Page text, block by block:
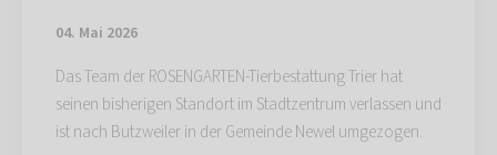
04. Mai 2026
Das Team der ROSENGARTEN-Tierbestattung Trier hat
seinen bisherigen Standort im Stadtzentrum verlassen und
ist nach Butzweiler in der Gemeinde Newel umgezogen.